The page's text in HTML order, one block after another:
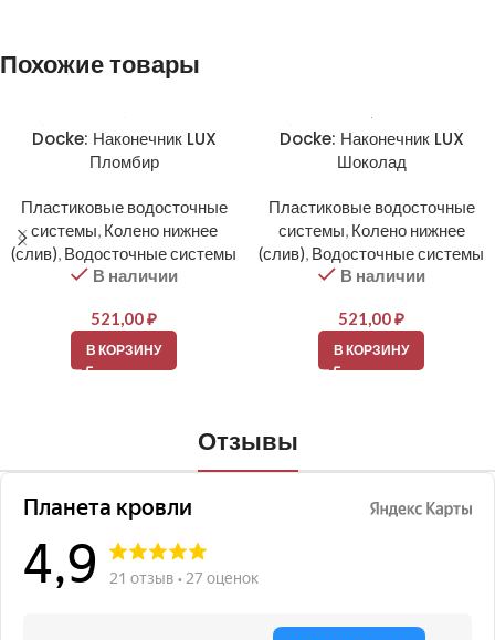
Похожие товары
Docke: Наконечник LUX
Пломбир
Пластиковые водосточные
системы, Колено нижнее
(слив), Водосточные системы
В наличии
521,00₽
В КОРЗИНУ
Docke: Наконечник LUX
Шоколад
Пластиковые водосточные
системы, Колено нижнее
(слив), Водосточные системы
В наличии
521,00₽
В КОРЗИНУ
Отзывы